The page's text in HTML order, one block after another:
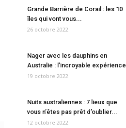
Grande Barrière de Corail : les 10
îles qui vont vous...
26 octobre 2022
Nager avec les dauphins en
Australie : l’incroyable expérience
19 octobre 2022
Nuits australiennes : 7 lieux que
vous n’êtes pas prêt d’oublier...
12 octobre 2022